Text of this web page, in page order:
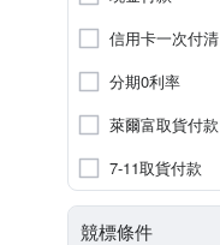
信用卡一次付清
分期0利率
萊爾富取貨付款
7-11取貨付款
競標條件